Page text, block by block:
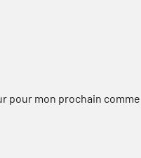
pour mon prochain